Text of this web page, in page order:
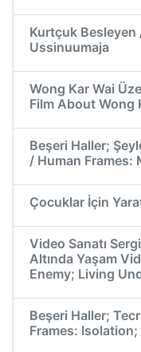
Kurtçuk Besleyen
Ussinuumaja
Wong Kar Wai
Film About Wong
Beşeri Haller;
/ Human Frames:
Çocuklar İçin
Video Sanatı
Altında Yaşam
Enemy; Living
Beşeri Haller;
Frames: